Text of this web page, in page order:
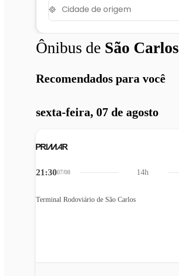
Ônibus de São Carlos
Recomendados para você
sexta-feira, 07 de agosto
21:3007/08
Terminal Rodoviário de São Carlos
14h